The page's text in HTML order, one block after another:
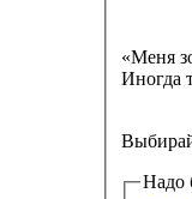
«Меня
Инoгдa
Надо